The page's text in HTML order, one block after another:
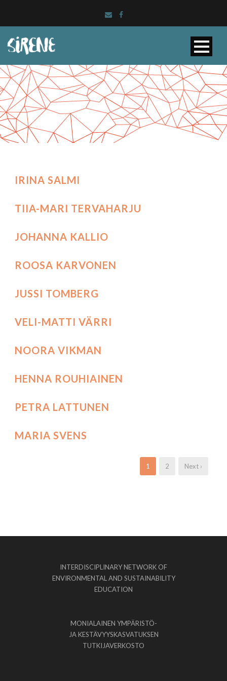
IRINA SALMI
TIIA-MARI TERVAHARJU
JOHANNA KALLIO
ROOSA KARVONEN
JUSSI TOMBERG
VELI-MATTI VÄRRI
NOORA VIKMAN
HENNA ROUHIAINEN
PETRA LATTUNEN
MARIA SVENS
1 2 Next ›
INTERDISCIPLINARY NETWORK OF
ENVIRONMENTAL AND SUSTAINABILITY
EDUCATION
MONIALAINEN YMPÄRISTÖ-
JA KESTÄVYYSKASVATUKSEN
TUTKIJAVERKOSTO